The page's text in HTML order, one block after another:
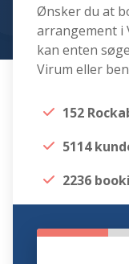
Ønsker du at
arrangement i
kan enten
Virum eller
152
5114
2236